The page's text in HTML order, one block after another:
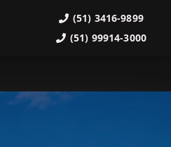
(51) 3416-9899
(51) 99914-3000